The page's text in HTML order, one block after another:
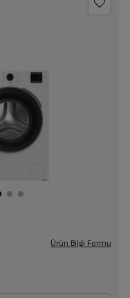
Ürün Bilgi Formu